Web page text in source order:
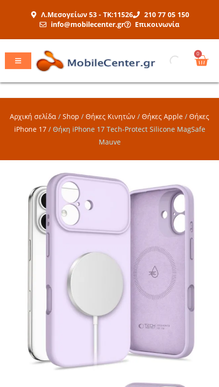
Λ.Μεσογείων 53 - ΤΚ:11526
210 77 05 150
info@mobilecenter.gr
Επικοινωνία
0
Αρχική σελίδα / Shop / Θήκες Κινητών / Θήκες Apple / Θήκες
iPhone 17/ Θήκη iPhone 17 Tech-Protect Silicone MagSafe
Mauve